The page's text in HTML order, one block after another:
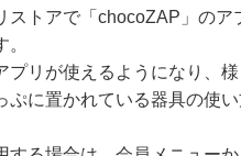
ストアで「chocoZAP」の
プリが使えるようになり、
ぷに置かれている器具の使